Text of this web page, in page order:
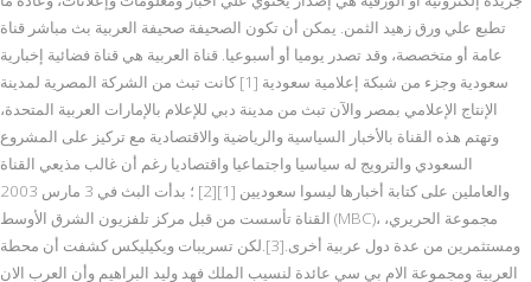
تطبع علي ورق زهيد الثمن. يمكن أن تكون الصحيفة صحيفة العربية بث مباشر قناة
عامة أو متخصصة، وقد تصدر يوميا أو أسبوعيا. قناة العربية هي قناة فضائية إخبارية
سعودية وجزء من شبكة إعلامية سعودية [1] كانت تبث من الشركة المصرية لمدينة
الإنتاج الإعلامي بمصر والآن تبث من مدينة دبي للإعلام بالإمارات العربية المتحدة،
وتهتم هذه القناة بالأخبار السياسية والرياضية والاقتصادية مع تركيز على المشروع
السعودي والترويج له سياسيا واجتماعيا واقتصاديا رغم أن غالب مذيعي القناة
والعاملين على كتابة أخبارها ليسوا سعوديين [1][2] ؛ بدأت البث في 3 مارس 2003
القناة تأسست من قبل مركز تلفزيون الشرق الأوسط (MBC)، مجموعة الحريري،
ومستثمرين من عدة دول عربية أخرى.[3].لكن تسريبات ويكيليكس كشفت أن محطة
العربية ومجموعة الام بي سي عائدة لنسيب الملك فهد وليد البراهيم وأن العرب الان